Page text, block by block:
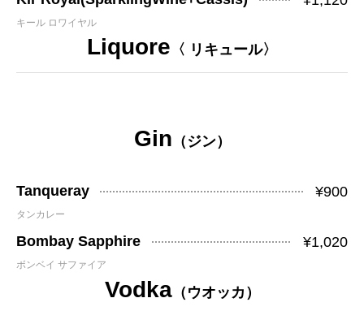
キール ロワイヤル
Liquore 〈 リキュール〉
Gin （ジン）
Tanqueray ¥900
タンカレー
Bombay Sapphire ¥1,020
ボンベイ サファイア
Vodka（ウオッカ）